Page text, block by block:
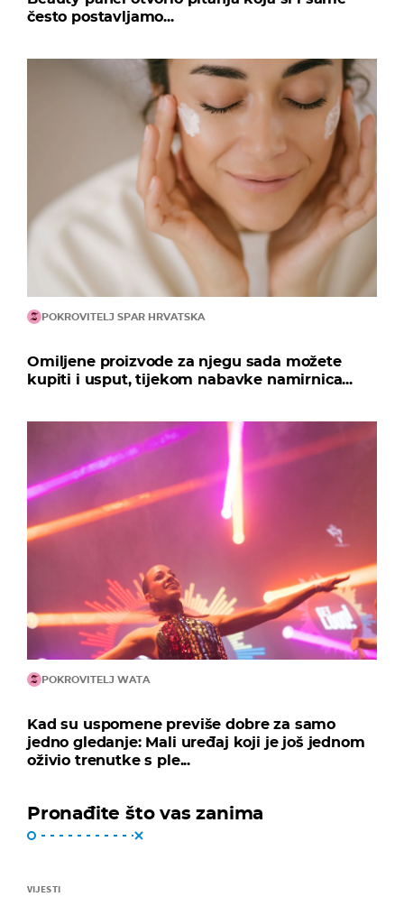
često postavljamo...
POKROVITELJ SPAR HRVATSKA
Omiljene proizvode za njegu sada možete
kupiti i usput, tijekom nabavke namirnica...
POKROVITELJ WATA
Kad su uspomene previše dobre za samo
jedno gledanje: Mali uređaj koji je još jednom
oživio trenutke s ple...
Pronađite što vas zanima
VIJESTI